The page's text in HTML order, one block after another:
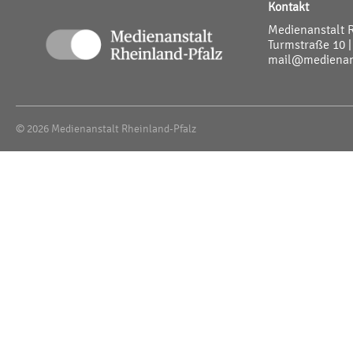
Kontakt
Medienanstalt
Turmstraße 10
© 2026 Medienanstalt Rheinland-Pfalz